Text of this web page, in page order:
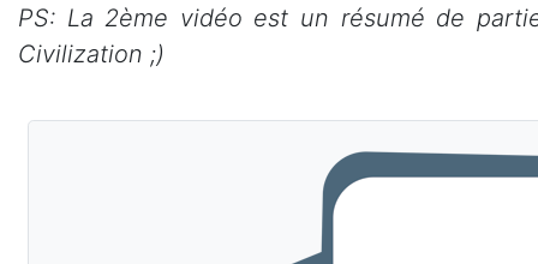
PS: La 2ème vidéo est un résumé de
Civilization ;)